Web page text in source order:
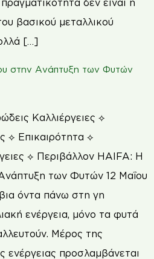
βασικού μεταλλικού
[…]
στην Ανάπτυξη των Φυτών
Καλλιέργειες ⟡
⟡ Επικαιρότητα ⟡
⟡ Περιβάλλον HAIFA: Η
των Φυτών 12 Μαΐου
όντα πάνω στη γη
ενέργεια, μόνο τα φυτά
Μέρος της
ενέργειας προσλαμβάνεται